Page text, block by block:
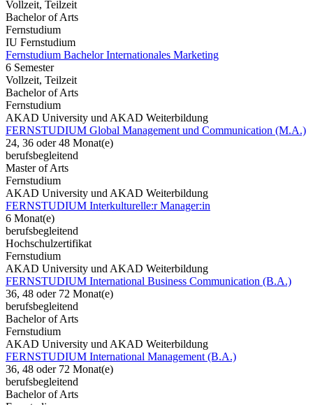
Vollzeit, Teilzeit
Bachelor of Arts
Fernstudium
IU Fernstudium
Fernstudium Bachelor Internationales Marketing
6 Semester
Vollzeit, Teilzeit
Bachelor of Arts
Fernstudium
AKAD University und AKAD Weiterbildung
FERNSTUDIUM Global Management und Communication (M.A.)
24, 36 oder 48 Monat(e)
berufsbegleitend
Master of Arts
Fernstudium
AKAD University und AKAD Weiterbildung
FERNSTUDIUM Interkulturelle:r Manager:in
6 Monat(e)
berufsbegleitend
Hochschulzertifikat
Fernstudium
AKAD University und AKAD Weiterbildung
FERNSTUDIUM International Business Communication (B.A.)
36, 48 oder 72 Monat(e)
berufsbegleitend
Bachelor of Arts
Fernstudium
AKAD University und AKAD Weiterbildung
FERNSTUDIUM International Management (B.A.)
36, 48 oder 72 Monat(e)
berufsbegleitend
Bachelor of Arts